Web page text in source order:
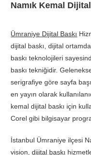
Namık Kemal
Ümraniye Dijital Baskı
dijital baskı, dijital
baskı teknolojileri
baskı tekniğidir.
serigrafiye göre sayfa
en yayın olarak
kemal dijital baskı için
Corel gibi bilgisayar
İstanbul Ümraniye ilçesi
vision,dijital baskı